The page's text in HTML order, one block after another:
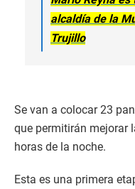
alcaldía de la
Trujillo
Se van a colocar 23
que permitirán mejorar
horas de la noche.
Esta es una primera